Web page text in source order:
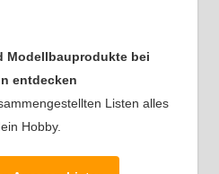
Modellbauprodukte bei
entdecken
Listen alles
Hobby.